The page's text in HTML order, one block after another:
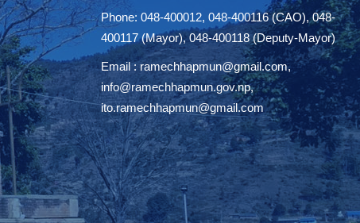
Phone: 048-400012, 048-400116 (CAO), 048-
400117 (Mayor), 048-400118 (Deputy-Mayor)
Email : ramechhapmun@gmail.com,
info@ramechhapmun.gov.np,
ito.ramechhapmun@gmail.com